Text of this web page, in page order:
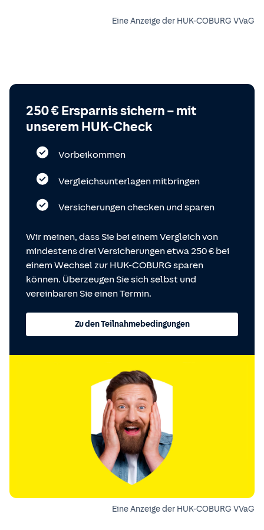
Eine Anzeige der HUK-COBURG VVaG
250 € Ersparnis sichern – mit
unserem HUK-Check
Vorbeikommen
Vergleichsunterlagen mitbringen
Versicherungen checken und sparen
Wir meinen, dass Sie bei einem Vergleich von
mindestens drei Versicherungen etwa 250 € bei
einem Wechsel zur HUK-COBURG sparen
können. Überzeugen Sie sich selbst und
vereinbaren Sie einen Termin.
Zu den Teilnahmebedingungen
Eine Anzeige der HUK-COBURG VVaG